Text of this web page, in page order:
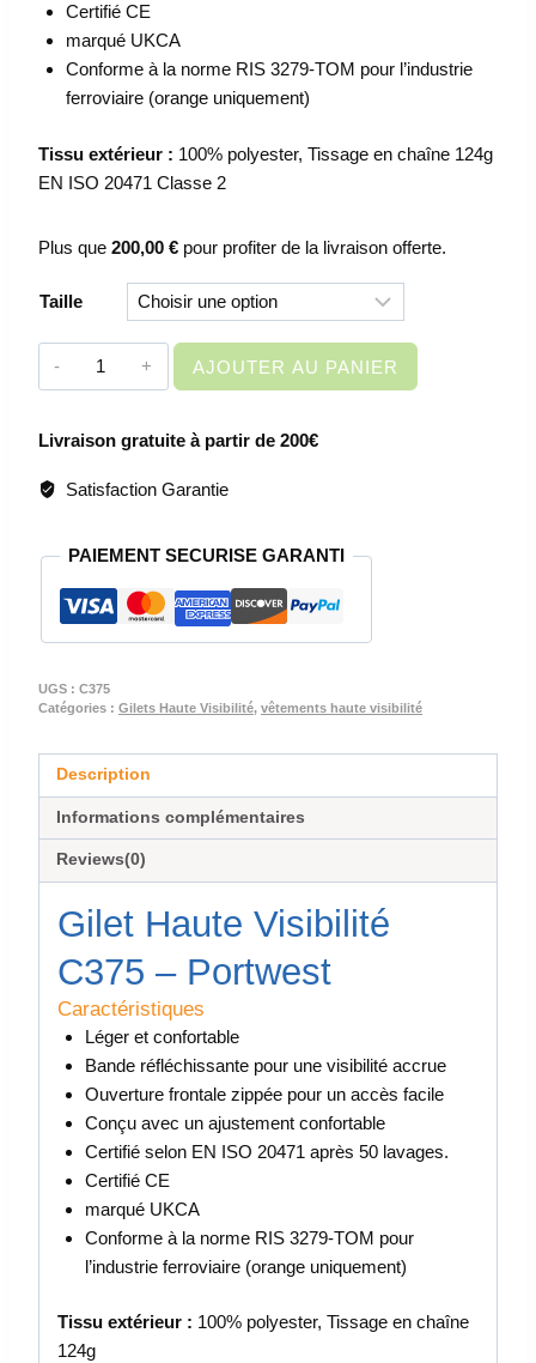
Certifié CE
marqué UKCA
Conforme à la norme RIS 3279-TOM pour l’industrie
ferroviaire (orange uniquement)
Tissu extérieur : 100% polyester, Tissage en chaîne 124g
EN ISO 20471 Classe 2
Plus que 200,00 € pour profiter de la livraison offerte.
Taille
quantité
de
DE
–
HAUTE
VISIBILITE
C375
AJOUTER AU PANIER
Livraison gratuite à partir de 200€
Satisfaction Garantie
PAIEMENT SECURISE GARANTI
UGS : C375
Catégories : Gilets Haute Visibilité, vêtements haute visibilité
Description
Informations complémentaires
Reviews(0)
Gilet Haute Visibilité
C375 – Portwest
Caractéristiques
Léger et confortable
Bande réfléchissante pour une visibilité accrue
Ouverture frontale zippée pour un accès facile
Conçu avec un ajustement confortable
Certifié selon EN ISO 20471 après 50 lavages.
Certifié CE
marqué UKCA
Conforme à la norme RIS 3279-TOM pour
l’industrie ferroviaire (orange uniquement)
Tissu extérieur : 100% polyester, Tissage en chaîne
124g